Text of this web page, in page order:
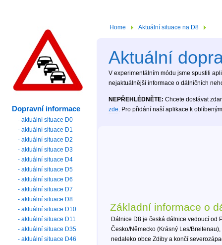
Home Aktuální situace na D8
Aktuální
V experimentálním módu jsme spustili
nejaktuálnější informace o dálničních
NEPŘEHLÉDNĚTE: Chcete dostávat
zde . Pro přidání naší aplikace k
Základní informace o
Dálnice D8 je česká dálnice vedoucí od
Česko/Německo (Krásný Les/
nedaleko obce Zdiby a končí
Dopravní informace
- aktuální situace D0
- aktuální situace D1
- aktuální situace D2
- aktuální situace D3
- aktuální situace D4
- aktuální situace D5
- aktuální situace D6
- aktuální situace D7
- aktuální situace D8
- aktuální situace D10
- aktuální situace D11
- aktuální situace D35
- aktuální situace D46